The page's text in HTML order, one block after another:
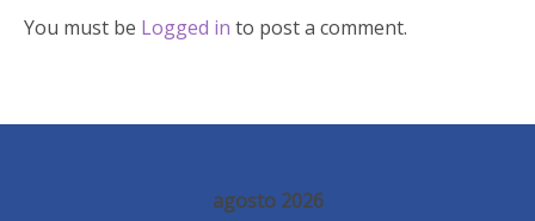
You must be Logged in to post a comment.
agosto 2026